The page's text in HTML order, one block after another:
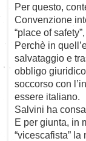
Per questo,
Convenzione
“place of
Perchè in
salvataggio e
obbligo
soccorso con
essere italiano.
Salvini ha
E per giunta, in
“vicescafista”